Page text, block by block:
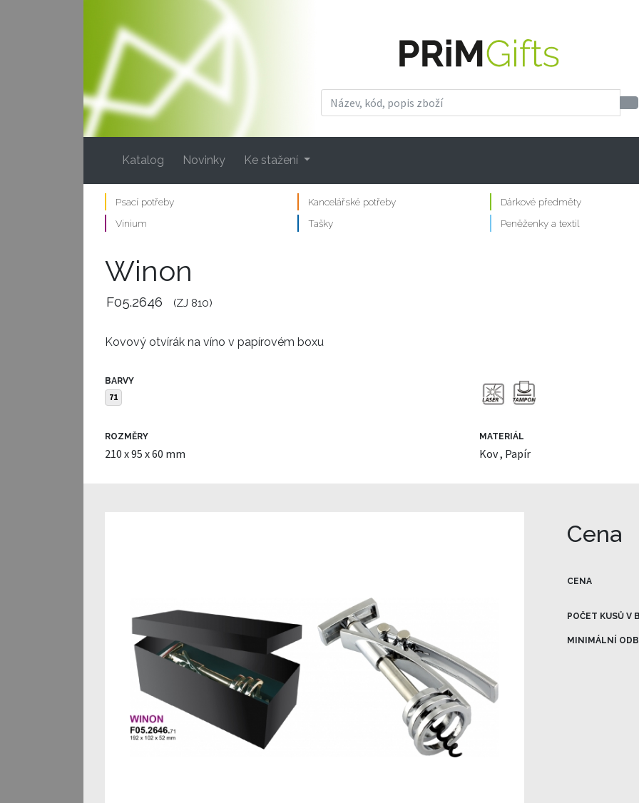
(current)
Katalog Novinky Ke stažení
Psací potřeby Kancelářské potřeby Dárkové předměty
Vinium
Tašky Peněženky a textil
Winon
F05.2646 (ZJ 810)
Kovový otvírák na víno v papírovém boxu
BARVY
71
ROZMĚRY
210 x 95 x 60 mm
MATERIÁL
Kov , Papír
Cena
CENA
POČET KUSŮ V
MINIMÁLNÍ